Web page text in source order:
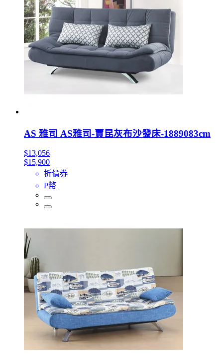
AS 雅司 AS雅司-賈昆灰布沙發床-1889083cm
$13,056
$15,900
折價券
P幣